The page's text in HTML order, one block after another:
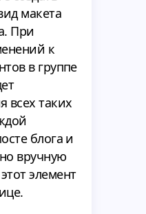
макета
При
к
в группе
всех таких
блога и
вручную
элемент